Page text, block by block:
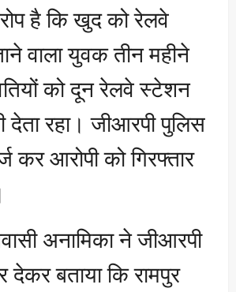
है कि खुद को रेलवे
वाला युवक तीन महीने
को दून रेलवे स्टेशन
देता रहा। जीआरपी पुलिस
कर आरोपी को गिरफ्तार
अनामिका ने जीआरपी
देकर बताया कि रामपुर